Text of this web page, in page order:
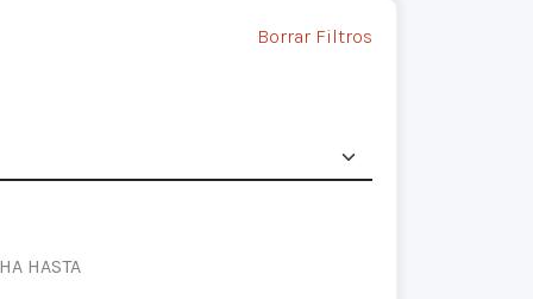
Borrar Filtros
HASTA